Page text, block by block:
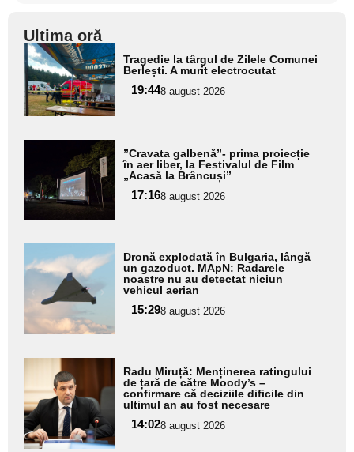
Ultima oră
Adaugă
aici textul
pentru
subtitlu
Tragedie la târgul de Zilele Comunei
Berlești. A murit electrocutat
19:448 august 2026
Adaugă
aici textul
pentru
subtitlu
”Cravata galbenă”- prima proiecție
în aer liber, la Festivalul de Film
„Acasă la Brâncuși”
17:168 august 2026
Adaugă
aici textul
pentru
subtitlu
Dronă explodată în Bulgaria, lângă
un gazoduct. MApN: Radarele
noastre nu au detectat niciun
vehicul aerian
15:298 august 2026
Adaugă
aici textul
pentru
subtitlu
Radu Miruță: Menținerea ratingului
de țară de către Moody’s –
confirmare că deciziile dificile din
ultimul an au fost necesare
14:028 august 2026